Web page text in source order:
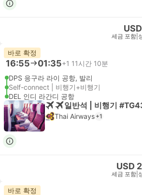
세금 포함
바로 확정
16:55 01:35+1 11시간 10분
DPS 응구라 라이 공항, 발리
Self-connect | 비행기+비행기
DEL 인디 라간디 공항
일반석 | 비행기
Thai Airways +1
USD
세금 포함
바로 확정